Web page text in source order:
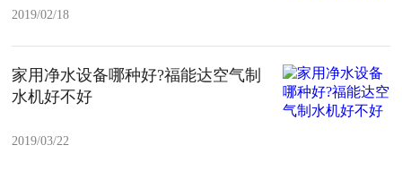
2019/02/18
家用净水设备哪种好?福能达空气制
水机好不好
2019/03/22